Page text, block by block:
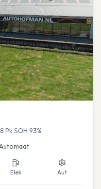
SOH 93%
Elek Aut